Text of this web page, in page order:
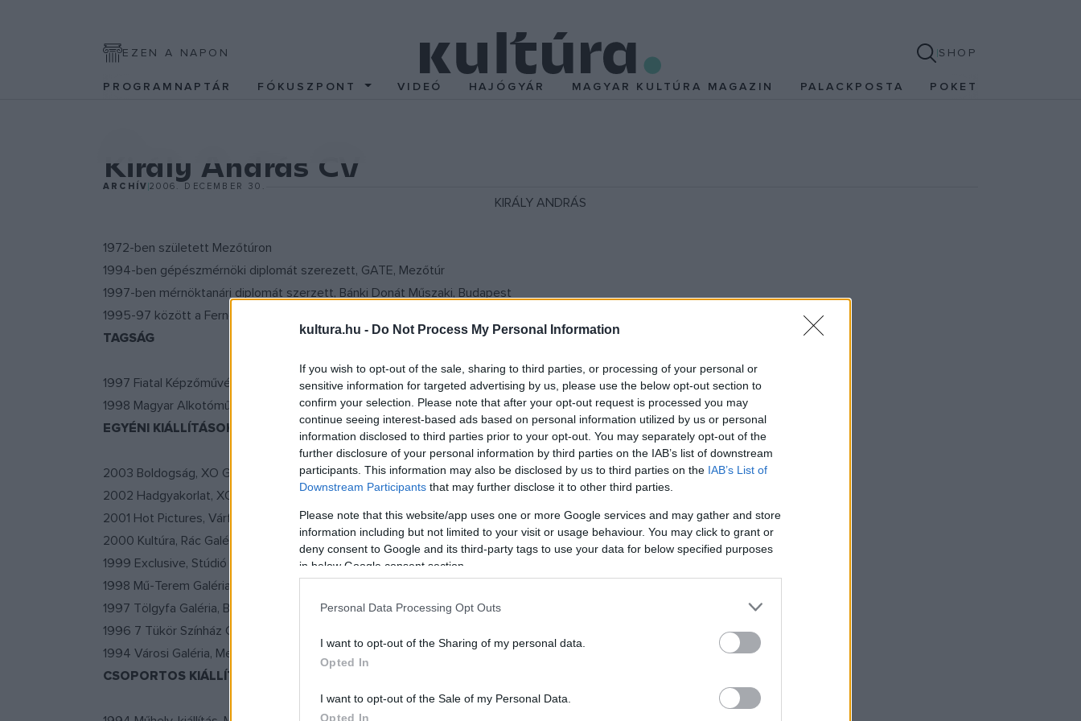
kultura.hu - Do Not Process My Personal Information
If you wish to opt-out of the sale, sharing to third parties, or processing of your personal or
sensitive information for targeted advertising by us, please use the below opt-out section to
confirm your selection. Please note that after your opt-out request is processed you may
continue seeing interest-based ads based on personal information utilized by us or personal
information disclosed to third parties prior to your opt-out. You may separately opt-out of the
further disclosure of your personal information by third parties on the IAB’s list of downstream
participants. This information may also be disclosed by us to third parties on the IAB’s List of
Downstream Participants that may further disclose it to other third parties.
Please note that this website/app uses one or more Google services and may gather and store
information including but not limited to your visit or usage behaviour. You may click to grant or
deny consent to Google and its third-party tags to use your data for below specified purposes
in below Google consent section.
Personal Data Processing Opt Outs
I want to opt-out of the Sharing of my personal data.
Opted In
I want to opt-out of the Sale of my Personal Data.
Opted In
EZEN A NAPON SHOP
PROGRAMNAPTÁR FÓKUSZPONT VIDEÓ HAJÓGYÁR MAGYAR KULTÚRA MAGAZIN PALACKPOSTA POKET
Király András CV
ARCHÍV2006. DECEMBER 30.
KIRÁLY ANDRÁS
1972-ben született Mezőtúron
1994-ben gépészmérnöki diplomát szerezett, GATE, Mezőtúr
1997-ben mérnöktanári diplomát szerzett, Bánki Donát Műszaki, Budapest
1995-97 között a Ferneczy István Vizuális Műhely, Budapest
TAGSÁG
1997 Fiatal Képzőművészek Stúdiója Egyesüle
1998 Magyar Alkotóművészek Országos Egyesülete
EGYÉNI KIÁLLÍTÁSOK
2003 Boldogság, XO Galéria, Budapest
2002 Hadgyakorlat, XO Galéria, Budapest
2001 Hot Pictures, Várfok Galéria, Budapest
2000 Kultúra, Rác Galéria, Budapest; Galerie KPMG, Berlin
1999 Exclusive, Stúdió Galéria, Budapest
1998 Mű-Terem Galéria, Budapest
1997 Tölgyfa Galéria, Budapest
1996 7 Tükör Színház Galéria, Budapest; Litea Könyvesbolt, Budapest
1994 Városi Galéria, Mezőtúr; Bercsényi Galéria, Budapest
CSOPORTOS KIÁLLÍTÁSOK